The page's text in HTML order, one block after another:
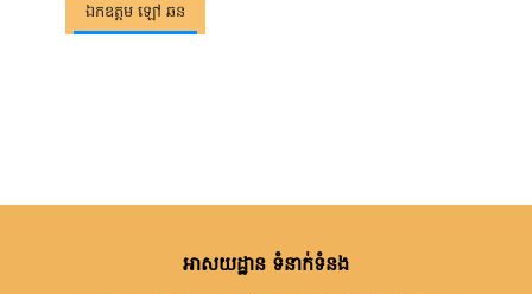
ឯកឧត្តម ឡៅ​ ឆន
អាសយដ្ឋាន ទំនាក់ទំនង